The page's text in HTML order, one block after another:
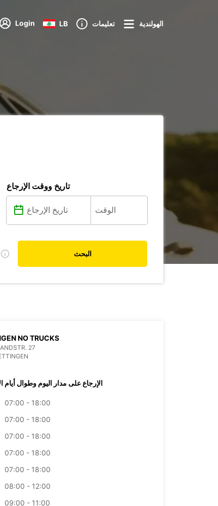
Login LB تعليمات الهولندية
تاريخ ووقت الإرجاع
البحث
NO TRUCKS
27
الإرجاع على مدار اليوم وطوال أيام
07:00 - 18:00
07:00 - 18:00
07:00 - 18:00
07:00 - 18:00
07:00 - 18:00
08:00 - 12:00
09:00 - 11:00